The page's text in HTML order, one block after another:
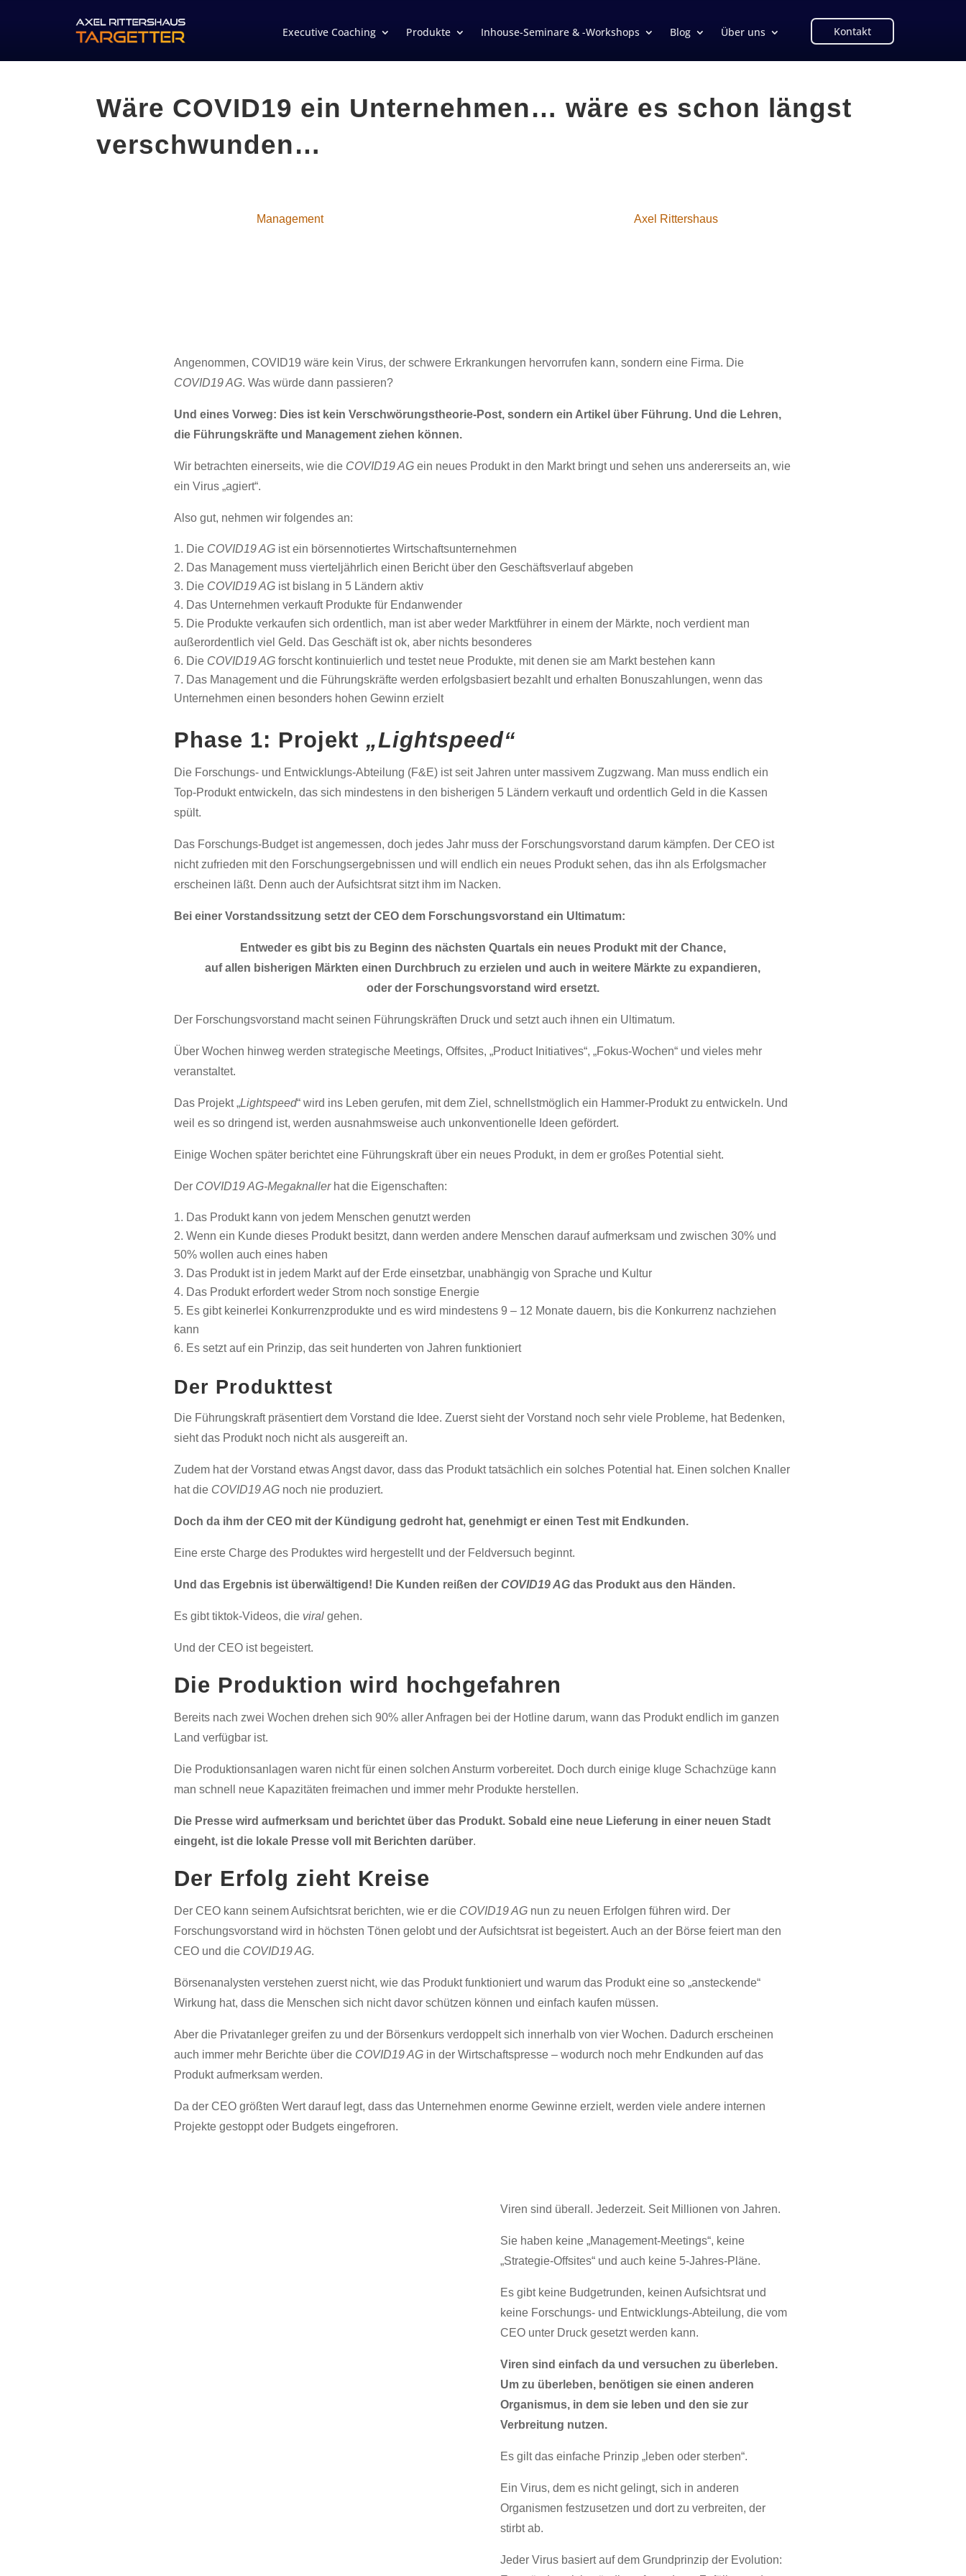
Executive Coaching Produkte Inhouse-Seminare & -Workshops Blog Über uns Kontakt
Wäre COVID19 ein Unternehmen… wäre es schon längst
verschwunden…
Management Axel Rittershaus
Angenommen, COVID19 wäre kein Virus, der schwere Erkrankungen hervorrufen kann, sondern eine Firma. Die
COVID19 AG. Was würde dann passieren?
Und eines Vorweg: Dies ist kein Verschwörungstheorie-Post, sondern ein Artikel über Führung. Und die Lehren,
die Führungskräfte und Management ziehen können.
Wir betrachten einerseits, wie die COVID19 AGein neues Produkt in den Markt bringt und sehen uns andererseits an, wie
ein Virus „agiert“.
Also gut, nehmen wir folgendes an:
Die COVID19 AGist ein börsennotiertes Wirtschaftsunternehmen
Das Management muss vierteljährlich einen Bericht über den Geschäftsverlauf abgeben
Die COVID19 AGist bislang in 5 Ländern aktiv
Das Unternehmen verkauft Produkte für Endanwender
Die Produkte verkaufen sich ordentlich, man ist aber weder Marktführer in einem der Märkte, noch verdient man
außerordentlich viel Geld. Das Geschäft ist ok, aber nichts besonderes
Die COVID19 AGforscht kontinuierlich und testet neue Produkte, mit denen sie am Markt bestehen kann
Das Management und die Führungskräfte werden erfolgsbasiert bezahlt und erhalten Bonuszahlungen, wenn das
Unternehmen einen besonders hohen Gewinn erzielt
Phase 1: Projekt „Lightspeed“
Die Forschungs- und Entwicklungs-Abteilung (F&E) ist seit Jahren unter massivem Zugzwang. Man muss endlich ein
Top-Produkt entwickeln, das sich mindestens in den bisherigen 5 Ländern verkauft und ordentlich Geld in die Kassen
spült.
Das Forschungs-Budget ist angemessen, doch jedes Jahr muss der Forschungsvorstand darum kämpfen. Der CEO ist
nicht zufrieden mit den Forschungsergebnissen und will endlich ein neues Produkt sehen, das ihn als Erfolgsmacher
erscheinen läßt. Denn auch der Aufsichtsrat sitzt ihm im Nacken.
Bei einer Vorstandssitzung setzt der CEO dem Forschungsvorstand ein Ultimatum:
Entweder es gibt bis zu Beginn des nächsten Quartals ein neues Produkt mit der Chance,
auf allen bisherigen Märkten einen Durchbruch zu erzielen und auch in weitere Märkte zu expandieren,
oder der Forschungsvorstand wird ersetzt.
Der Forschungsvorstand macht seinen Führungskräften Druck und setzt auch ihnen ein Ultimatum.
Über Wochen hinweg werden strategische Meetings, Offsites, „Product Initiatives“, „Fokus-Wochen“ und vieles mehr
veranstaltet.
Das Projekt „Lightspeed“ wird ins Leben gerufen, mit dem Ziel, schnellstmöglich ein Hammer-Produkt zu entwickeln. Und
weil es so dringend ist, werden ausnahmsweise auch unkonventionelle Ideen gefördert.
Einige Wochen später berichtet eine Führungskraft über ein neues Produkt, in dem er großes Potential sieht.
Der COVID19 AG-Megaknallerhat die Eigenschaften:
Das Produkt kann von jedem Menschen genutzt werden
Wenn ein Kunde dieses Produkt besitzt, dann werden andere Menschen darauf aufmerksam und zwischen 30% und
50% wollen auch eines haben
Das Produkt ist in jedem Markt auf der Erde einsetzbar, unabhängig von Sprache und Kultur
Das Produkt erfordert weder Strom noch sonstige Energie
Es gibt keinerlei Konkurrenzprodukte und es wird mindestens 9 – 12 Monate dauern, bis die Konkurrenz nachziehen
kann
Es setzt auf ein Prinzip, das seit hunderten von Jahren funktioniert
Der Produkttest
Die Führungskraft präsentiert dem Vorstand die Idee. Zuerst sieht der Vorstand noch sehr viele Probleme, hat Bedenken,
sieht das Produkt noch nicht als ausgereift an.
Zudem hat der Vorstand etwas Angst davor, dass das Produkt tatsächlich ein solches Potential hat. Einen solchen Knaller
hat die COVID19 AGnoch nie produziert.
Doch da ihm der CEO mit der Kündigung gedroht hat, genehmigt er einen Test mit Endkunden.
Eine erste Charge des Produktes wird hergestellt und der Feldversuch beginnt.
Und das Ergebnis ist überwältigend! Die Kunden reißen der COVID19 AGdas Produkt aus den Händen.
Es gibt tiktok-Videos, die viralgehen.
Und der CEO ist begeistert.
Die Produktion wird hochgefahren
Bereits nach zwei Wochen drehen sich 90% aller Anfragen bei der Hotline darum, wann das Produkt endlich im ganzen
Land verfügbar ist.
Die Produktionsanlagen waren nicht für einen solchen Ansturm vorbereitet. Doch durch einige kluge Schachzüge kann
man schnell neue Kapazitäten freimachen und immer mehr Produkte herstellen.
Die Presse wird aufmerksam und berichtet über das Produkt. Sobald eine neue Lieferung in einer neuen Stadt
eingeht, ist die lokale Presse voll mit Berichten darüber.
Der Erfolg zieht Kreise
Der CEO kann seinem Aufsichtsrat berichten, wie er die COVID19 AGnun zu neuen Erfolgen führen wird. Der
Forschungsvorstand wird in höchsten Tönen gelobt und der Aufsichtsrat ist begeistert. Auch an der Börse feiert man den
CEO und die COVID19 AG.
Börsenanalysten verstehen zuerst nicht, wie das Produkt funktioniert und warum das Produkt eine so „ansteckende“
Wirkung hat, dass die Menschen sich nicht davor schützen können und einfach kaufen müssen.
Aber die Privatanleger greifen zu und der Börsenkurs verdoppelt sich innerhalb von vier Wochen. Dadurch erscheinen
auch immer mehr Berichte über die COVID19 AGin der Wirtschaftspresse – wodurch noch mehr Endkunden auf das
Produkt aufmerksam werden.
Da der CEO größten Wert darauf legt, dass das Unternehmen enorme Gewinne erzielt, werden viele andere internen
Projekte gestoppt oder Budgets eingefroren.
Viren sind überall. Jederzeit. Seit Millionen von Jahren.
Sie haben keine „Management-Meetings“, keine
„Strategie-Offsites“ und auch keine 5-Jahres-Pläne.
Es gibt keine Budgetrunden, keinen Aufsichtsrat und
keine Forschungs- und Entwicklungs-Abteilung, die vom
CEO unter Druck gesetzt werden kann.
Viren sind einfach da und versuchen zu überleben.
Um zu überleben, benötigen sie einen anderen
Organismus, in dem sie leben und den sie zur
Verbreitung nutzen.
Es gilt das einfache Prinzip „leben oder sterben“.
Ein Virus, dem es nicht gelingt, sich in anderen
Organismen festzusetzen und dort zu verbreiten, der
stirbt ab.
Jeder Virus basiert auf dem Grundprinzip der Evolution: